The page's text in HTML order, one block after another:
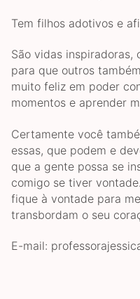
Tem filhos adotivos e
São vidas inspiradoras,
para que outros
muito feliz em poder
momentos e aprender
Certamente você
essas, que podem e
que a gente possa se
comigo se tiver
fique à vontade para
transbordam o seu
E-mail: